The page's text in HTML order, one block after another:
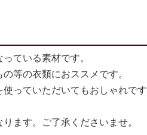
ている素材です。
等の衣類におススメです。
っていただいてもおしゃれです
ます。ご了承くださいませ。